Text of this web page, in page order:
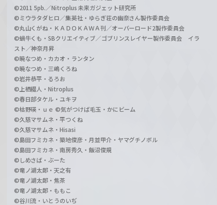
©2011 5pb.／Nitroplus 未来ガジェット研究所
©ミウラタダヒロ／集英社・ゆらぎ荘の幽奈さん製作委員会
©丸山くがね・ＫＡＤＯＫＡＷＡ刊／オーバーロード2製作委員会
©蝸牛くも・SBクリエイティブ／ゴブリンスレイヤー製作委員会 イラ
スト／神奈月昇
©暁なつめ・カカオ・ランタン
©暁なつめ・三嶋くろね
©岩井恭平・るろお
©上栖綴人・Nitroplus
©春日部タケル・ユキヲ
©枯野瑛・ｕｅ ©気がつけば毛玉・かにビーム
©久慈マサムネ・平つくね
©久慈マサムネ・Hisasi
©島田フミカネ・築地俊彦・月並甲介・ヤマグチノボル
©島田フミカネ・南房秀久・飯沼俊規
©しめさば・ぶーた
©竜ノ湖太郎・天之有
©竜ノ湖太郎・焦茶
©竜ノ湖太郎・ももこ
©谷川流・いとうのいぢ